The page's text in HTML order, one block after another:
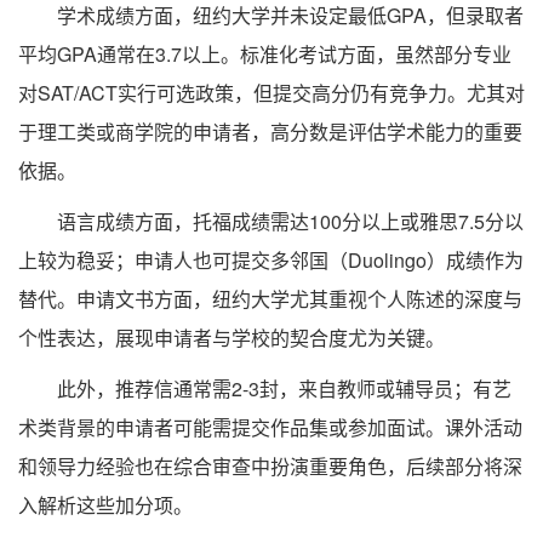
学术成绩方面，纽约大学并未设定最低GPA，但录取者
平均GPA通常在3.7以上。标准化考试方面，虽然部分专业
对SAT/ACT实行可选政策，但提交高分仍有竞争力。尤其对
于理工类或商学院的申请者，高分数是评估学术能力的重要
依据。
语言成绩方面，托福成绩需达100分以上或雅思7.5分以
上较为稳妥；申请人也可提交多邻国（Duolingo）成绩作为
替代。申请文书方面，纽约大学尤其重视个人陈述的深度与
个性表达，展现申请者与学校的契合度尤为关键。
此外，推荐信通常需2-3封，来自教师或辅导员；有艺
术类背景的申请者可能需提交作品集或参加面试。课外活动
和领导力经验也在综合审查中扮演重要角色，后续部分将深
入解析这些加分项。